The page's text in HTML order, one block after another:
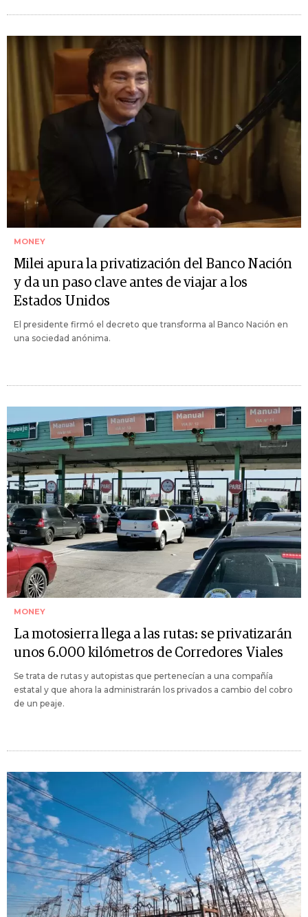
MONEY
Milei apura la privatización del Banco Nación
y da un paso clave antes de viajar a los
Estados Unidos
El presidente firmó el decreto que transforma al Banco Nación en
una sociedad anónima.
MONEY
La motosierra llega a las rutas: se privatizarán
unos 6.000 kilómetros de Corredores Viales
Se trata de rutas y autopistas que pertenecían a una compañía
estatal y que ahora la administrarán los privados a cambio del cobro
de un peaje.